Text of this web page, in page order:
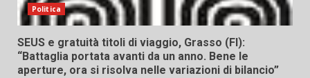
Politica
SEUS e gratuità titoli di viaggio, Grasso (FI):
“Battaglia portata avanti da un anno. Bene le
aperture, ora si risolva nelle variazioni di bilancio”